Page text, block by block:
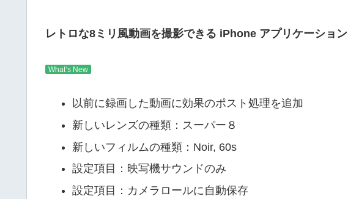
レトロな8ミリ風動画を撮影できる iPhone アプリケーション
What’s New
以前に録画した動画に効果のポスト処理を追加
新しいレンズの種類：スーパー８
新しいフィルムの種類：Noir, 60s
設定項目：映写機サウンドのみ
設定項目：カメラロールに自動保存